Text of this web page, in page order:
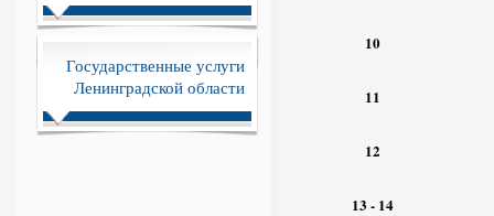
Государственные услуги
Ленинградской области
10
11
12
13 - 14